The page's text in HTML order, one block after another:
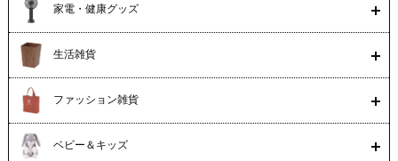
家電・健康グッズ
生活雑貨
ファッション雑貨
ベビー＆キッズ